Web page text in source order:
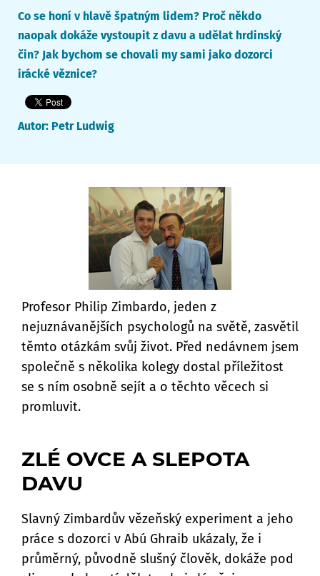
Co se honí v hlavě špatným lidem? Proč někdo
naopak dokáže vystoupit z davu a udělat hrdinský
čin? Jak bychom se chovali my sami jako dozorci
irácké věznice?
Autor: Petr Ludwig
Profesor Philip Zimbardo, jeden z
nejuznávanějších psychologů na světě, zasvětil
těmto otázkám svůj život. Před nedávnem jsem
společně s několika kolegy dostal příležitost
se s ním osobně sejít a o těchto věcech si
promluvit.
ZLÉ OVCE A SLEPOTA
DAVU
Slavný Zimbardův vězeňský experiment a jeho
práce s dozorci v Abú Ghraib ukázaly, že i
průměrný, původně slušný člověk, dokáže pod